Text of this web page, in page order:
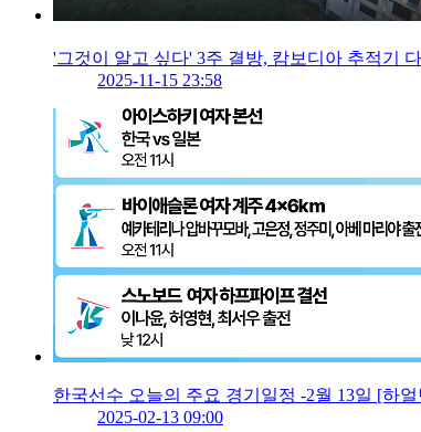
'그것이 알고 싶다' 3주 결방, 캄보디아 추적기
2025-11-15 23:58
한국선수 오늘의 주요 경기일정 -2월 13일 [하
2025-02-13 09:00